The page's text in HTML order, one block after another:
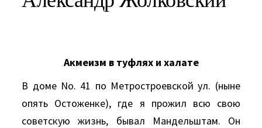
Акмеизм в туфлях и халате
В доме No. 41 по Метростроевской ул. (ныне
опять Остоженке), где я прожил всю свою
советскую жизнь, бывал Мандельштам. Он